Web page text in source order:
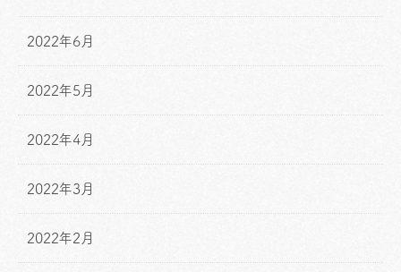
2022年6月
2022年5月
2022年4月
2022年3月
2022年2月